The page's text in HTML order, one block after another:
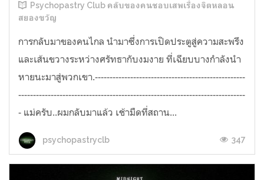
Psychopastry Club คลับของคนชอบเสพเรื่องจิตหลอน
สยองขวัญ
การกลับมาของคนไกล นำมาซึ่งการเปิดประตูสู่ความสะพรึง
และเส้นขวางระหว่างศรัทธากับงมงาย ที่เฉียบบางกำลังนำ
หายนะมาสู่พวกเขา.---------------------------------------------------
-----------------------------------------------------------------------------
- แม่ครับ..ผมกลับมาแล้ว เช้ามืดที่สถาน...
psychopastryclb 347